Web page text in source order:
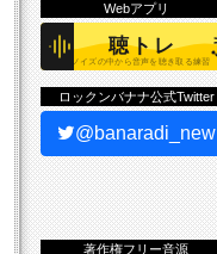
Webアプリ
ロックンバナナ公式Twitter
@banaradi_new
著作権フリー音源